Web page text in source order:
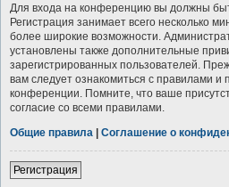
Для входа на конференцию вы должны
Регистрация занимает всего несколько
более широкие возможности.
установлены также дополнительные
зарегистрированных пользователей.
вам следует ознакомиться с правилами и
конференции. Помните, что ваше
согласие со всеми правилами.
Общие правила | Соглашение о
Регистрация